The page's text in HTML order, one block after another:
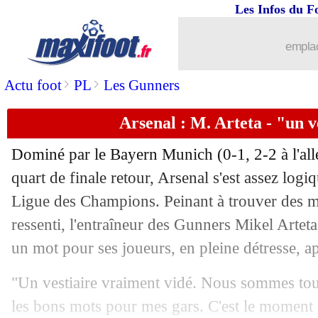
Actu foot> PL > Les Gunners
Les Infos du
Arsenal : M. Arteta - "un
Dominé par le Bayern Munich (0-1, 2-2 à
quart de finale retour, Arsenal s'est assez
Ligue des Champions. Peinant à trouver des
ressenti, l'entraîneur des Gunners Mikel
un mot pour ses joueurs, en pleine détresse,
"Un vestiaire vraiment vidé. Nous sommes
les bons mots pour mes gars. C'est le moment
Barça: réunion décisive pour Xavi
18/04 Real
18/04 Bayern: la fierté de Tuchel
18/04 PSG : le Barça, Mbappé a provoqué
18/04 Man City: Haaland a demandé à
18/04 Barça: Dembélé, le PSG a dénoncé
18/04 PSG: Dortmund, l'avertissement de